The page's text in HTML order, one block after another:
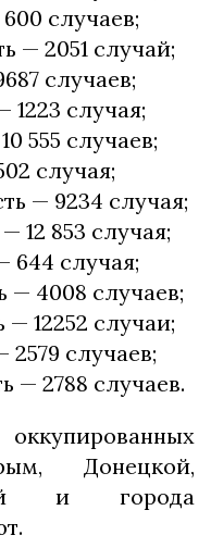
случаев;
— 2051 случай;
случаев;
1223 случая;
555 случаев;
случая;
— 9234 случая;
12 853 случая;
644 случая;
— 4008 случаев;
12252 случаи;
2579 случаев;
— 2788 случаев.
Донецкой,
и города